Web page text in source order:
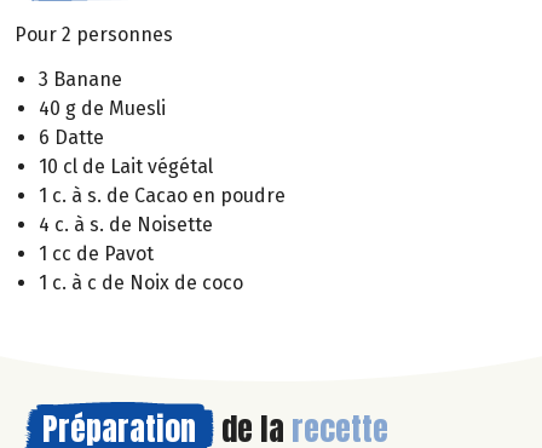
Pour 2 personnes
3 Banane
40 g de Muesli
6 Datte
10 cl de Lait végétal
1 c. à s. de Cacao en poudre
4 c. à s. de Noisette
1 cc de Pavot
1 c. à c de Noix de coco
Préparation de la recette